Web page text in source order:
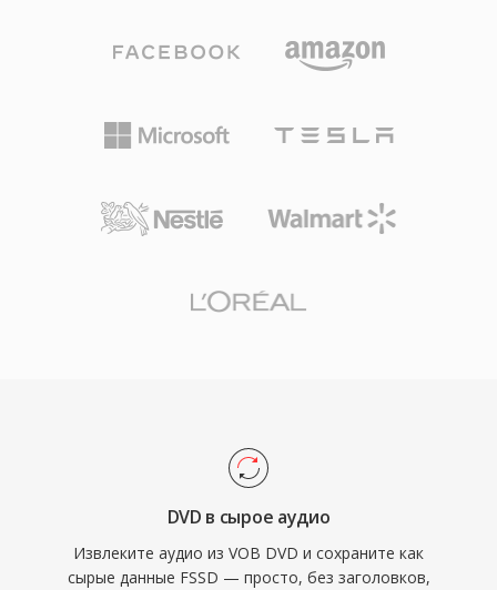
DVD в сырое аудио
Извлеките аудио из VOB DVD и сохраните как
сырые данные FSSD — просто, без заголовков,